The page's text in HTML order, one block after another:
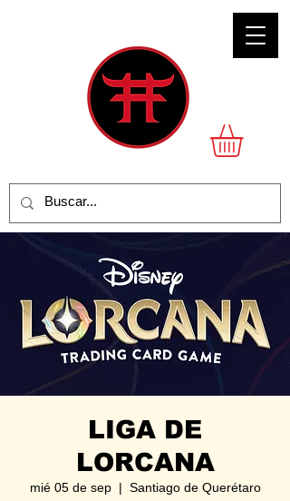
LIGA DE
LORCANA
mié 05 de sep
  |
Santiago de Querétaro